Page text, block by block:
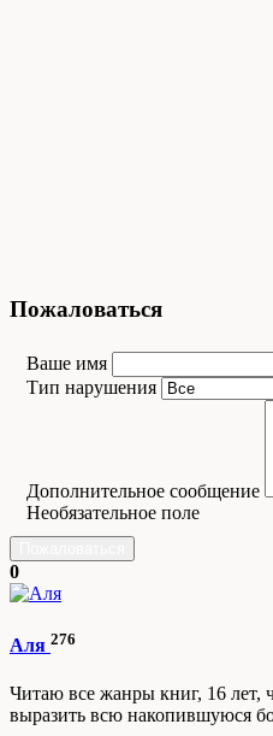
Пожаловаться
Ваше имя
Тип нарушения
Дополнительное сообщение
Необязательное поле
0
Аля 276
Читаю все жанры книг, 16 лет,
выразить всю накопившуюся